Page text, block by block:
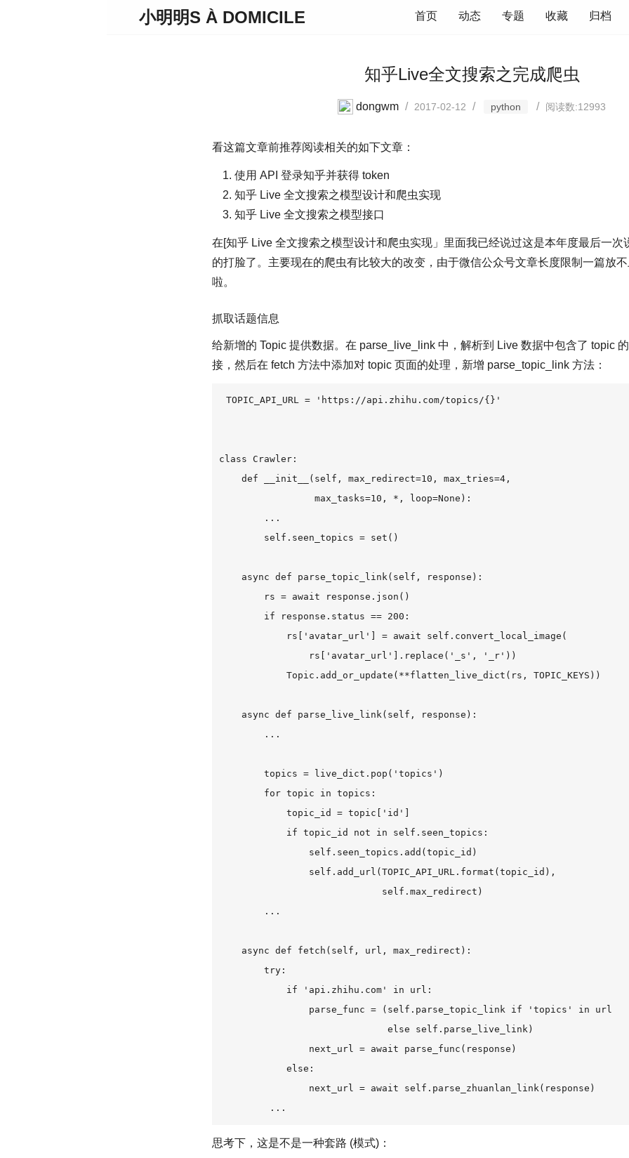
小明明S À DOMICILE 首页 动态 专题 收藏 归档
知乎Live全文搜索之完成爬虫
dongwm / 2017-02-12 / python / 阅读数:12993
看这篇文章前推荐阅读相关的如下文章：
使用 API 登录知乎并获得 token
知乎 Live 全文搜索之模型设计和爬虫实现
知乎 Live 全文搜索之模型接口
在[知乎 Live 全文搜索之模型设计和爬虫实现」里面我已经说过这是本年度最后一次
的打脸了。主要现在的爬虫有比较大的改变，由于微信公众号文章长度限制一篇放
啦。
抓取话题信息
给新增的 Topic 提供数据。在 parse_live_link 中，解析到 Live 数据中包含了 topic
接，然后在 fetch 方法中添加对 topic 页面的处理，新增 parse_topic_link 方法：
TOPIC_API_URL = 'https://api.zhihu.com/topics/{}'
class Crawler:
    def __init__(self, max_redirect=10, max_tries=4,
                 max_tasks=10, *, loop=None):
        ...
        self.seen_topics = set()
    async def parse_topic_link(self, response):
        rs = await response.json()
        if response.status == 200:
            rs['avatar_url'] = await self.convert_local_image(
                rs['avatar_url'].replace('_s', '_r'))
            Topic.add_or_update(**flatten_live_dict(rs, TOPIC_KEYS))
    async def parse_live_link(self, response):
        ...
        topics = live_dict.pop('topics')
        for topic in topics:
            topic_id = topic['id']
            if topic_id not in self.seen_topics:
                self.seen_topics.add(topic_id)
                self.add_url(TOPIC_API_URL.format(topic_id),
                             self.max_redirect)
        ...
    async def fetch(self, url, max_redirect):
        try:
            if 'api.zhihu.com' in url:
                parse_func = (self.parse_topic_link if 'topics' in url
                              else self.parse_live_link)
                next_url = await parse_func(response)
            else:
                next_url = await self.parse_zhuanlan_link(response)
         ...
思考下，这是不是一种套路 (模式)：